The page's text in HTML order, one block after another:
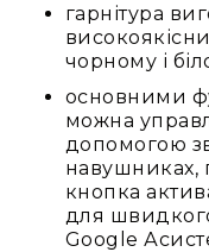
гарнітура
чорному і
основними
можна
допомогою
навушниках,
кнопка
для
Google